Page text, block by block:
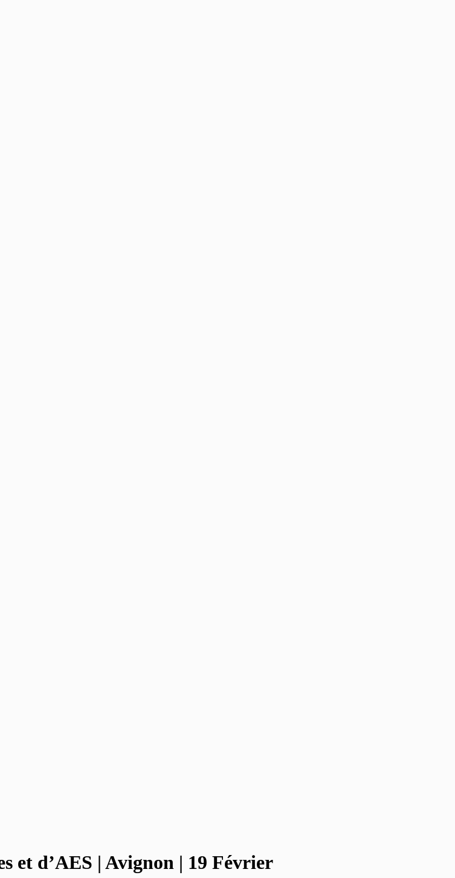
et d’AES | Avignon | 19 Février